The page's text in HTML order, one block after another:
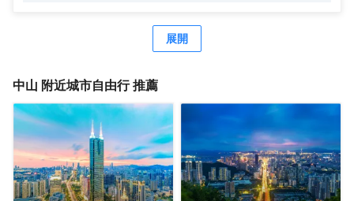
文西步行街、孫中山故居、詹園、金鐘湖公園等；酒店周邊
交通便利，京珠、東線、西線高速出入口約15分鐘車程，距
遊，休閒購物，親朋好友接待的上佳選擇。 酒店擁有逸緻客
傢俱展廳、商務中心、健身房、自助洗衣房、停車場等設
施；酒店所有區域WIFI全覆蓋，高速光纖寬帶免費使用。酒
店客房將摩登元素融入東方美學場景，提供貼心管家式服
務，打造城市中的世外桃源，在繁華世間尋求片刻寧靜，感
受歷史文化名城宜居中山的魅力，打造優雅尊貴、便捷超值
的旅居體驗。 酒店由後客酒店管理公司管理服務，旗下擁有
展開
中山 附近城市自由行 推薦